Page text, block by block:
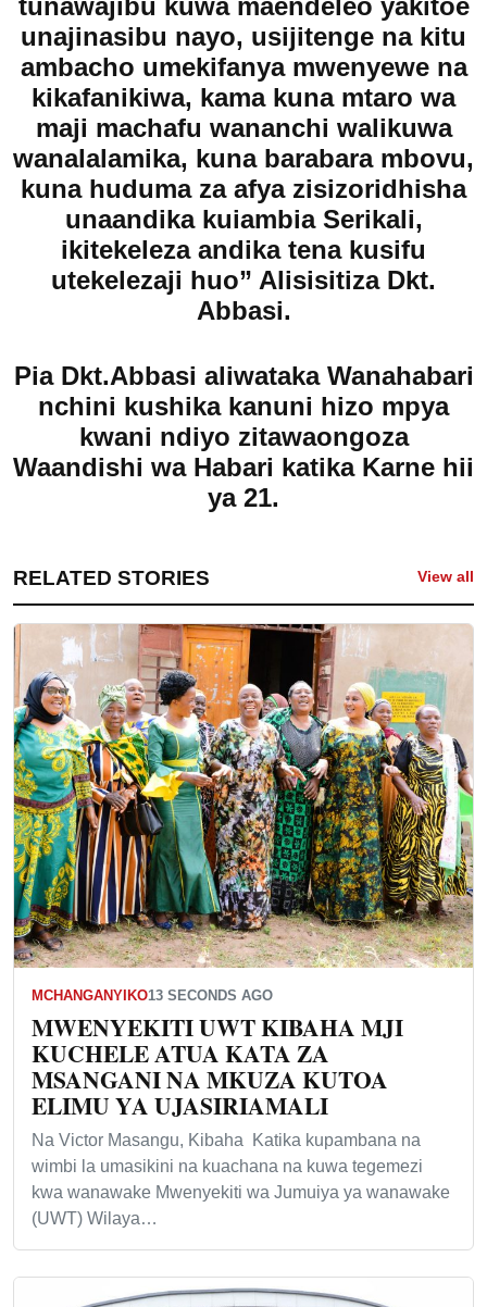
unajinasibu nayo, usijitenge na kitu
ambacho umekifanya mwenyewe na
kikafanikiwa, kama kuna mtaro wa
maji machafu wananchi walikuwa
wanalalamika, kuna barabara mbovu,
kuna huduma za afya zisizoridhisha
unaandika kuiambia Serikali,
ikitekeleza andika tena kusifu
utekelezaji huo” Alisisitiza Dkt.
Abbasi.
Pia Dkt.Abbasi aliwataka Wanahabari
nchini kushika kanuni hizo mpya
kwani ndiyo zitawaongoza
Waandishi wa Habari katika Karne hii
ya 21.
RELATED STORIES View all
MCHANGANYIKO13 SECONDS AGO
MWENYEKITI UWT KIBAHA MJI
KUCHELE ATUA KATA ZA
MSANGANI NA MKUZA KUTOA
ELIMU YA UJASIRIAMALI
Na Victor Masangu, Kibaha Katika kupambana na
wimbi la umasikini na kuachana na kuwa tegemezi
kwa wanawake Mwenyekiti wa Jumuiya ya wanawake
(UWT) Wilaya…